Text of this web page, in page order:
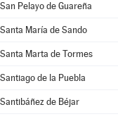
San Pelayo de Guareña
Santa María de Sando
Santa Marta de Tormes
Santiago de la Puebla
Santibáñez de Béjar